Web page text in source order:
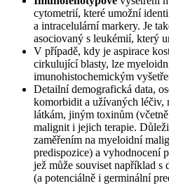
cytometrií, které umožní
a intracelulární markery. Je
asociovaný s leukémií, který
V případě, kdy je aspirace
cirkulující blasty, lze
imunohistochemickým
Detailní demografická data,
komorbidit a užívaných léčiv,
látkám, jiným toxinům
malignit i jejich terapie.
zaměřením na myeloidní
predispozice) a vyhodnocení
jež může souviset například s
(a potenciálně i germinální